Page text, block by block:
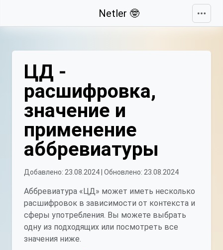
Netler 🤓
ЦД -
расшифровка,
значение и
применение
аббревиатуры
Добавлено: 23.08.2024 | Обновлено: 23.08.2024
Аббревиатура «ЦД» может иметь несколько
расшифровок в зависимости от контекста и
сферы употребления. Вы можете выбрать
одну из подходящих или посмотреть все
значения ниже.